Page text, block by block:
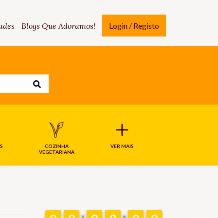
Blogs Que Adoramos! Login / Registo
COZINHA
VEGETARIANA
VER MAIS